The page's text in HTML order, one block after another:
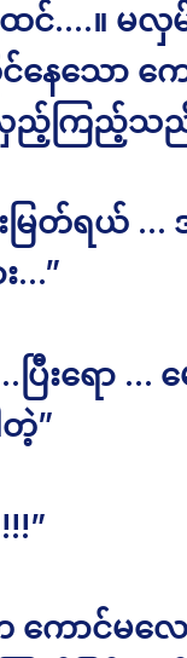
င်….။ မလှမ်
နေသော က
ည့်ကြည့်သ
းမြတ်ရယ်
…”
ြီးရော …
”
ကောင်မလ